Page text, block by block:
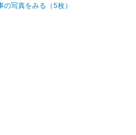
の写真をみる（5枚）